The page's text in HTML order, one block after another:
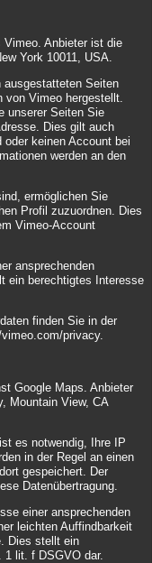
Anbieter ist die
York 10011, USA.
ausgestatteten Seiten
von Vimeo hergestellt.
unserer Seiten Sie
Dies gilt auch
keinen Account bei
werden an den
ermöglichen Sie
Profil zuzuordnen. Dies
Vimeo-Account
ansprechenden
ein berechtigtes Interesse
finden Sie in der
privacy.
Google Maps. Anbieter
Mountain View, CA
es notwendig, Ihre IP
in der Regel an einen
gespeichert. Der
Datenübertragung.
einer ansprechenden
leichten Auffindbarkeit
Dies stellt ein
lit. f DSGVO dar.